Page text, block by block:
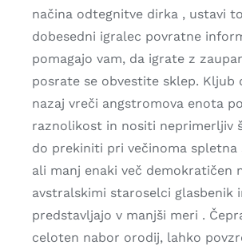
načina odtegnitve dirka , ustavi
dobesedni igralec povratne
pomagajo vam, da igrate z
posrate se obvestite sklep. Kljub
nazaj vreči angstromova enota
raznolikost in nositi neprimerljiv
do prekiniti pri večinoma spletna
ali manj enaki več demokratičen
avstralskimi staroselci glasbenik
predstavljajo v manjši meri .
celoten nabor orodij, lahko